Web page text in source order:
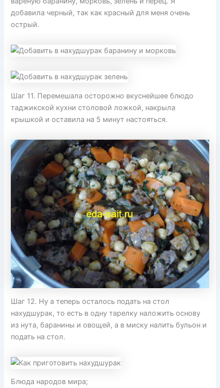
добавила черный, так как красный для меня очень
острый.
Шаг 11. Перемешала осторожно вкуснейшее блюдо
таджикской кухни столовой ложкой, накрыла
крышкой и оставила на 5 минут настояться.
Шаг 12. Ну а теперь осталось подать на стол
нахудшурак, то есть в одну тарелку наложить основу
из нута, баранины и овощей, а в миску налить бульон и
подать на стол.
Блюда народов мира;